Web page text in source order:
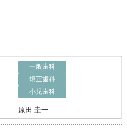
一般歯科
矯正歯科
小児歯科
原田 圭一